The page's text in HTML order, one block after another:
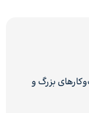
بزرگ و